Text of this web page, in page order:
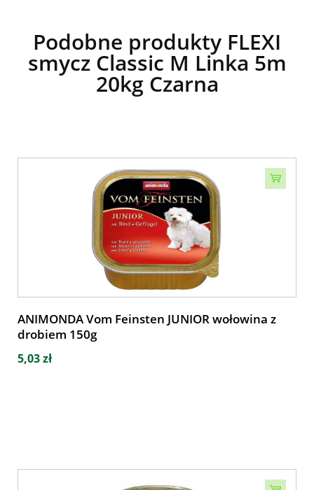
Podobne produkty FLEXI
smycz Classic M Linka 5m
20kg Czarna
ANIMONDA Vom Feinsten JUNIOR wołowina z
drobiem 150g
5,03 zł